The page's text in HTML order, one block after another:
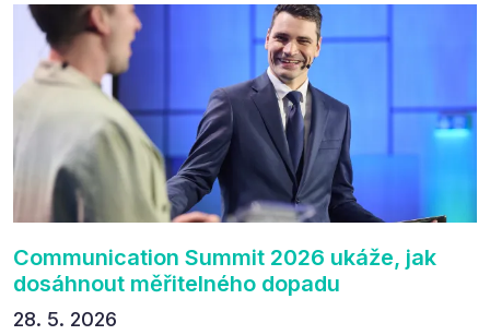
zúčastnit i příštího ročníku. „Příjemná konference,
výborný program, hezké prostory, Daniel Stach
absolutně nejlepší moderátor!!!“ Tak shrnul
Communication Summit jeden z 330 účastníků ve
své zpětné vazbě. Ta potvrdila, co bylo slyšet i
cítit po celý 9. červen v Pragovce – že ročník s
tématem „Od chaosu k dopadu“ se skutečně
povedl.
Communication Summit 2026 ukáže, jak
dosáhnout měřitelného dopadu
28. 5. 2026